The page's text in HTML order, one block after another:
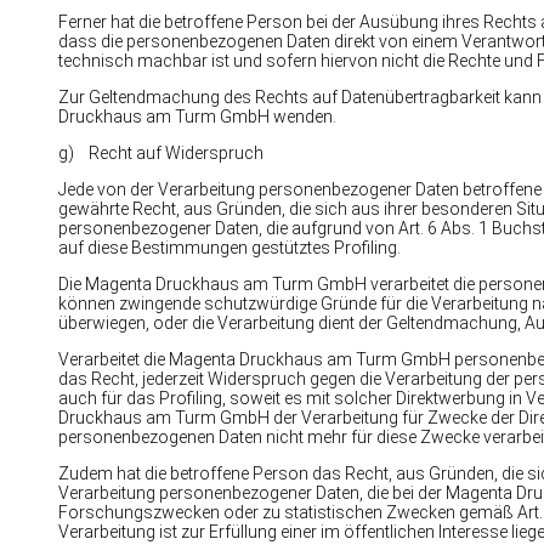
Ferner hat die betroffene Person bei der Ausübung ihres
dass die personenbezogenen Daten direkt von einem
technisch machbar ist und sofern hiervon nicht die Rechte und
Zur Geltendmachung des Rechts auf Datenübertragbarkeit
Druckhaus am Turm GmbH wenden.
g) Recht auf Widerspruch
Jede von der Verarbeitung personenbezogener Daten
gewährte Recht, aus Gründen, die sich aus ihrer besonderen
personenbezogener Daten, die aufgrund von Art. 6 Abs. 1
auf diese Bestimmungen gestütztes Profiling.
Die Magenta Druckhaus am Turm GmbH verarbeitet die
können zwingende schutzwürdige Gründe für die Verarbeitung
überwiegen, oder die Verarbeitung dient der Geltendmachung,
Verarbeitet die Magenta Druckhaus am Turm GmbH
das Recht, jederzeit Widerspruch gegen die Verarbeitung der
auch für das Profiling, soweit es mit solcher Direktwerbung in
Druckhaus am Turm GmbH der Verarbeitung für Zwecke der
personenbezogenen Daten nicht mehr für diese Zwecke
Zudem hat die betroffene Person das Recht, aus Gründen, die
Verarbeitung personenbezogener Daten, die bei der Magenta
Forschungszwecken oder zu statistischen Zwecken gemäß
Verarbeitung ist zur Erfüllung einer im öffentlichen Interesse